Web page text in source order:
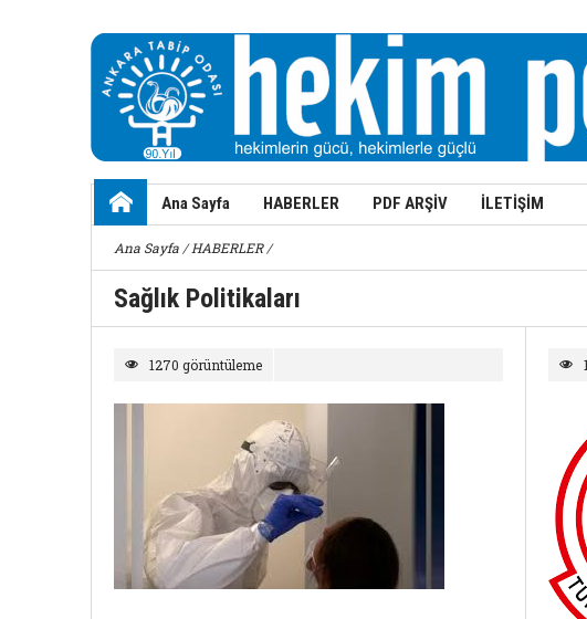
Ana Sayfa HABERLER PDF ARŞİV İLETİŞİM
Ana Sayfa /HABERLER/
Sağlık Politikaları
1270 görüntüleme